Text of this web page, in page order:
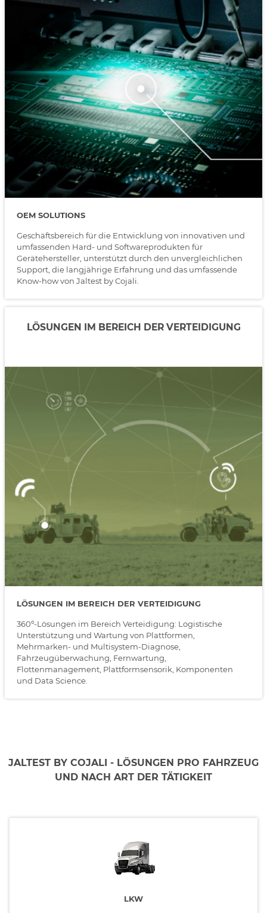
OEM SOLUTIONS
Geschäftsbereich für die Entwicklung von innovativen und
umfassenden Hard- und Softwareprodukten für
Gerätehersteller, unterstützt durch den unvergleichlichen
Support, die langjährige Erfahrung und das umfassende
Know-how von Jaltest by Cojali.
LÖSUNGEN IM BEREICH DER VERTEIDIGUNG
LÖSUNGEN IM BEREICH DER VERTEIDIGUNG
360º-Lösungen im Bereich Verteidigung: Logistische
Unterstützung und Wartung von Plattformen,
Mehrmarken- und Multisystem-Diagnose,
Fahrzeugüberwachung, Fernwartung,
Flottenmanagement, Plattformsensorik, Komponenten
und Data Science.
JALTEST BY COJALI - LÖSUNGEN PRO FAHRZEUG
UND NACH ART DER TÄTIGKEIT
LKW